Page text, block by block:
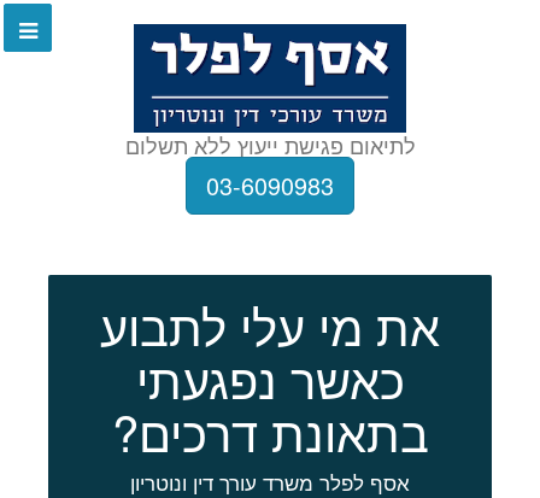
לתיאום פגישת ייעוץ ללא תשלום
03-6090983
את מי עלי לתבוע
כאשר נפגעתי
בתאונת דרכים?
אסף לפלר משרד עורך דין ונוטריון